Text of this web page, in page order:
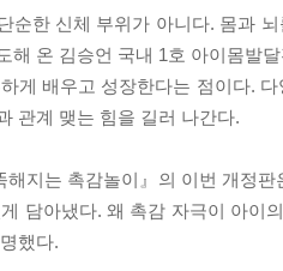
순한 신체 부위가 아니다. 몸과
해 온 김승언 국내 1호 아이몸발
게 배우고 성장한다는 점이다.
관계 맺는 힘을 길러 나간다.
해지는 촉감놀이』의 이번 개정
담아냈다. 왜 촉감 자극이 아이
했다.